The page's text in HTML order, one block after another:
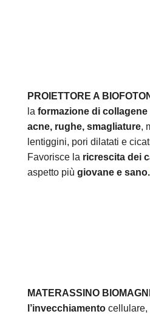
PROIETTORE A
la formazione di collagene
acne, rughe, smagliature,
lentiggini, pori dilatati e
Favorisce la ricrescita dei
aspetto più giovane e sano.
MATERASSINO
l’invecchiamentocellulare,